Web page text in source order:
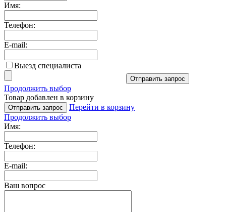
Имя:
Телефон:
E-mail:
Выезд специалиста
Отправить запрос
Продолжить выбор
Товар добавлен в корзину
Отправить запрос
Перейти в корзину
Продолжить выбор
Имя:
Телефон:
E-mail:
Ваш вопрос